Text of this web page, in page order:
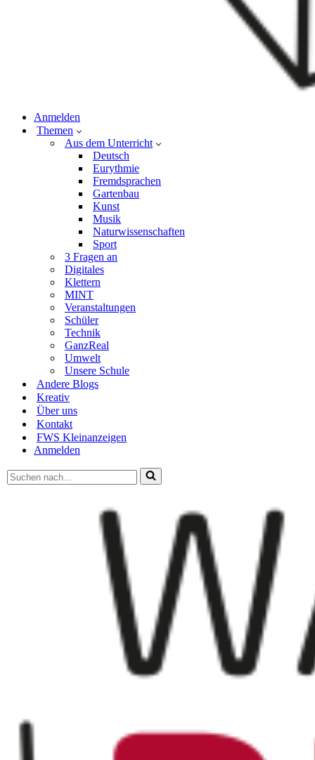
Anmelden
Themen
Aus dem Unterricht
Deutsch
Eurythmie
Fremdsprachen
Gartenbau
Kunst
Musik
Naturwissenschaften
Sport
3 Fragen an
Digitales
Klettern
MINT
Veranstaltungen
Schüler
Technik
GanzReal
Umwelt
Unsere Schule
Andere Blogs
Kreativ
Über uns
Kontakt
FWS Kleinanzeigen
Anmelden
Suchen
nach …